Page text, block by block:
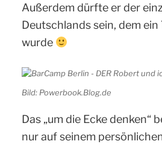
Außerdem dürfte er der
Deutschlands sein, dem
wurde
Bild: Powerbook.Blog.de
Das „um die Ecke denken“
nur auf seinem